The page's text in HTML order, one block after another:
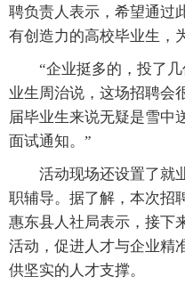
聘负责人表示，希望通过
有创造力的高校毕业生，
“企业挺多的，投了几
业生周治说，这场招聘会
届毕业生来说无疑是雪中
面试通知。”
活动现场还设置了就业
职辅导。据了解，本次招
惠东县人社局表示，接下
活动，促进人才与企业精
供坚实的人才支撑。